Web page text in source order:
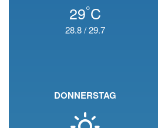
29°C
28.8/29.7
DONNERSTAG